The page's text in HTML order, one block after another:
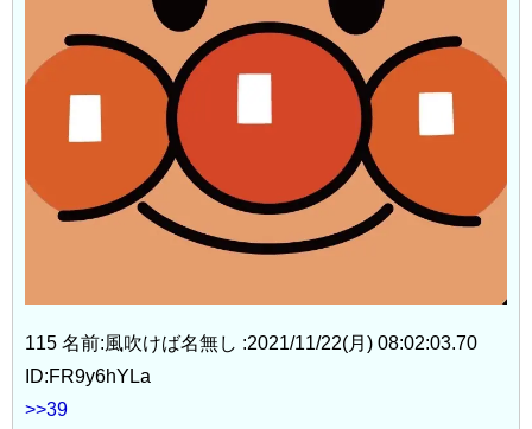
115 名前:風吹けば名無し :2021/11/22(月) 08:02:03.70
ID:FR9y6hYLa
>>39